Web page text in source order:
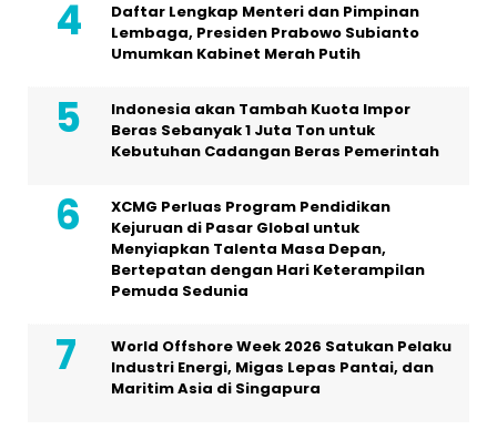
Daftar Lengkap Menteri dan Pimpinan
Lembaga, Presiden Prabowo Subianto
Umumkan Kabinet Merah Putih
Indonesia akan Tambah Kuota Impor
Beras Sebanyak 1 Juta Ton untuk
Kebutuhan Cadangan Beras Pemerintah
XCMG Perluas Program Pendidikan
Kejuruan di Pasar Global untuk
Menyiapkan Talenta Masa Depan,
Bertepatan dengan Hari Keterampilan
Pemuda Sedunia
World Offshore Week 2026 Satukan Pelaku
Industri Energi, Migas Lepas Pantai, dan
Maritim Asia di Singapura